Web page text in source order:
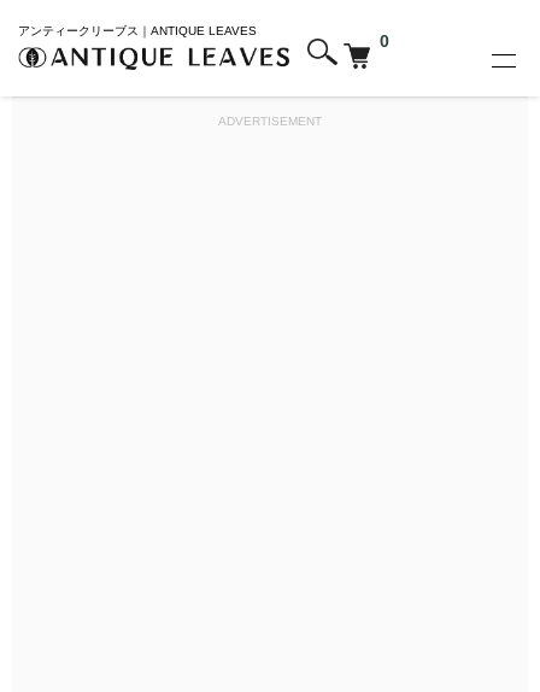
アンティークリーブス｜ANTIQUE LEAVES
0
ADVERTISEMENT